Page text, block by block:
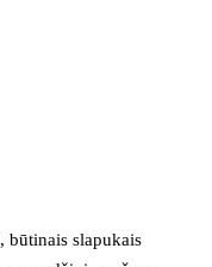
būtinais slapukais